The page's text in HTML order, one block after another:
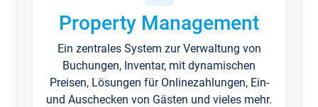
Property Management
Ein zentrales System zur Verwaltung von
Buchungen, Inventar, mit dynamischen
Preisen, Lösungen für Onlinezahlungen, Ein-
und Auschecken von Gästen und vieles mehr.